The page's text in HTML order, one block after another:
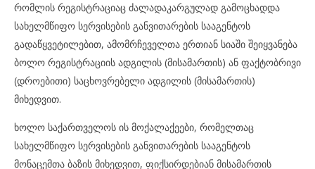
რომლის რეგისტრაციაც ძალადაკარგულად გამოცხადდა
სახელმწიფო სერვისების განვითარების სააგენტოს
გადაწყვეტილებით, ამომრჩეველთა ერთიან სიაში შეიყვანება
ბოლო რეგისტრაციის ადგილის (მისამართის) ან ფაქტობრივი
(დროებითი) საცხოვრებელი ადგილის (მისამართის)
მიხედვით.
ხოლო საქართველოს ის მოქალაქეები, რომელთაც
სახელმწიფო სერვისების განვითარების სააგენტოს
მონაცემთა ბაზის მიხედვით, ფიქსირდებიან მისამართის